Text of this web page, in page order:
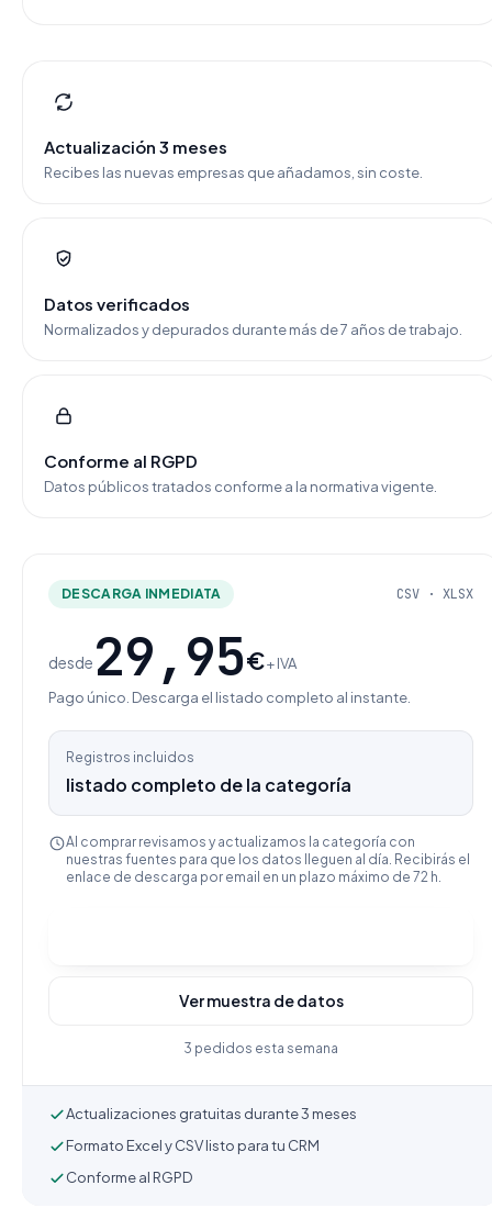
Actualización 3 meses
Recibes las nuevas empresas que añadamos, sin coste.
Datos verificados
Normalizados y depurados durante más de 7 años de trabajo.
Conforme al RGPD
Datos públicos tratados conforme a la normativa vigente.
DESCARGA INMEDIATA CSV · XLSX
desde 29,95€+ IVA
Pago único. Descarga el listado completo al instante.
Registros incluidos
listado completo de la categoría
Al comprar revisamos y actualizamos la categoría con
nuestras fuentes para que los datos lleguen al día. Recibirás el
enlace de descarga por email en un plazo máximo de 72 h.
Ver muestra de datos
3 pedidos esta semana
Actualizaciones gratuitas durante 3 meses
Formato Excel y CSV listo para tu CRM
Conforme al RGPD